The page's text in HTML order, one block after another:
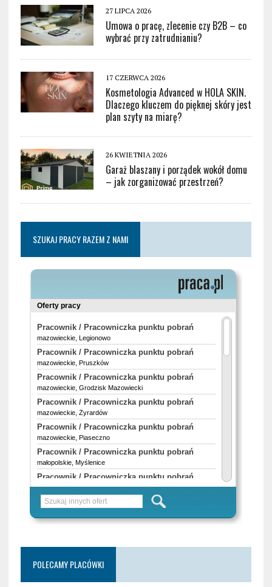
27 LIPCA 2026
Umowa o pracę, zlecenie czy B2B – co
wybrać przy zatrudnianiu?
17 CZERWCA 2026
Kosmetologia Advanced w HOLA SKIN.
Dlaczego kluczem do pięknej skóry jest
plan szyty na miarę?
26 KWIETNIA 2026
Garaż blaszany i porządek wokół domu
– jak zorganizować przestrzeń?
SZUKAJ PRACY RAZEM Z NAMI
POLECAMY PLACÓWKI